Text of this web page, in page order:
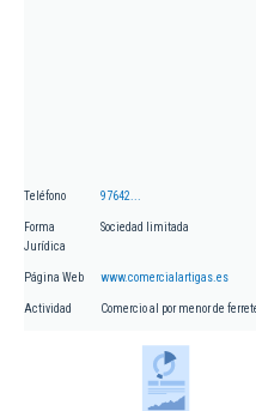
Teléfono 97642...
Forma
Jurídica
Sociedad limitada
Página Web www.comercialartigas.es
Actividad Comercio al por menor de